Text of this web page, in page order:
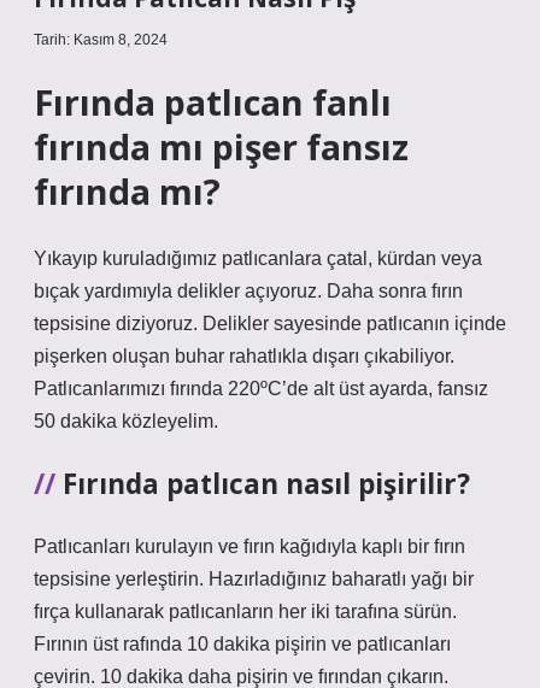
Tarih: Kasım 8, 2024
Fırında patlıcan fanlı
fırında mı pişer fansız
fırında mı?
Yıkayıp kuruladığımız patlıcanlara çatal, kürdan veya
bıçak yardımıyla delikler açıyoruz. Daha sonra fırın
tepsisine diziyoruz. Delikler sayesinde patlıcanın içinde
pişerken oluşan buhar rahatlıkla dışarı çıkabiliyor.
Patlıcanlarımızı fırında 220ºC’de alt üst ayarda, fansız
50 dakika közleyelim.
Fırında patlıcan nasıl pişirilir?
Patlıcanları kurulayın ve fırın kağıdıyla kaplı bir fırın
tepsisine yerleştirin. Hazırladığınız baharatlı yağı bir
fırça kullanarak patlıcanların her iki tarafına sürün.
Fırının üst rafında 10 dakika pişirin ve patlıcanları
çevirin. 10 dakika daha pişirin ve fırından çıkarın.